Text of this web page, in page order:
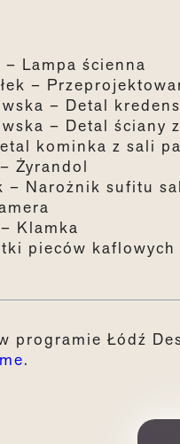
– Lampa ścienna
– P
– Detal
– Detal ściany
kominka z sali
– Żyrandol
– Narożnik sufitu
a
– Klamka
pieców kaflowych
programie Łódź
.